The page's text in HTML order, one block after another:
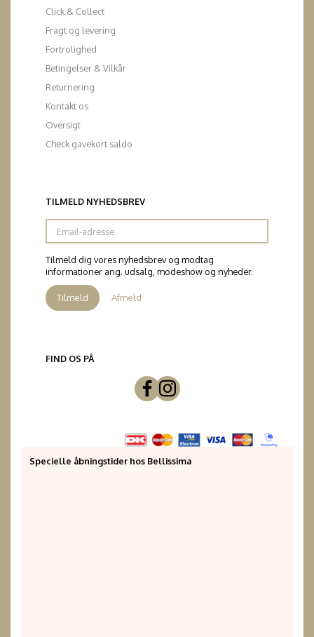
Click & Collect
Fragt og levering
Fortrolighed
Betingelser & Vilkår
Returnering
Kontakt os
Oversigt
Check gavekort saldo
TILMELD NYHEDSBREV
Email-
adresse
Tilmeld dig vores nyhedsbrev og modtag
informationer ang. udsalg, modeshow og nyheder.
Tilmeld Afmeld
FIND OS PÅ
Specielle åbningstider hos Bellissima